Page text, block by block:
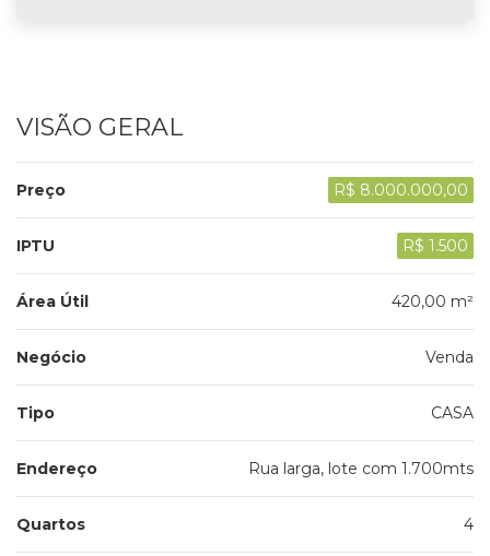
VISÃO GERAL
Preço R$ 8.000.000,00
IPTU R$ 1.500
Área Útil 420,00 m²
Negócio Venda
Tipo CASA
Endereço Rua larga, lote com 1.700mts
Quartos 4